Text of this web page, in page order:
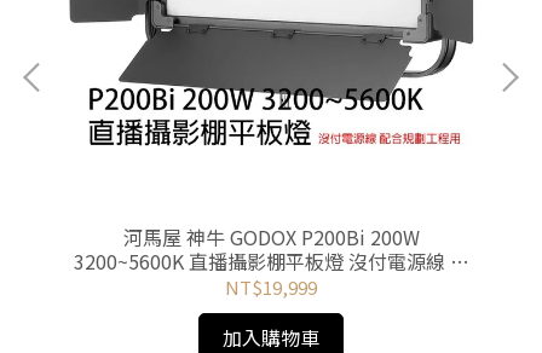
河馬屋 神牛 GODOX P200Bi 200W
3200~5600K 直播攝影棚平板燈 沒付電源線 規
劃工程用
NT$19,999
加入購物車